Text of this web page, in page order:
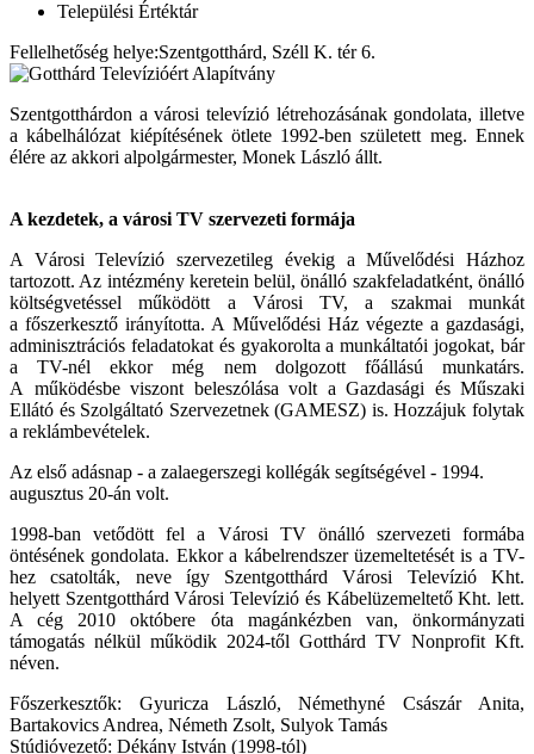
Települési Értéktár
Fellelhetőség helye:Szentgotthárd, Széll K. tér 6.
Szentgotthárdon a városi televízió létrehozásának gondolata, illetve
a kábelhálózat kiépítésének ötlete 1992-ben született meg. Ennek
élére az akkori alpolgármester, Monek László állt.
A kezdetek, a városi TV szervezeti formája
A Városi Televízió szervezetileg évekig a Művelődési Házhoz
tartozott. Az intézmény keretein belül, önálló szakfeladatként, önálló
költségvetéssel működött a Városi TV, a szakmai munkát
a főszerkesztő irányította. A Művelődési Ház végezte a gazdasági,
adminisztrációs feladatokat és gyakorolta a munkáltatói jogokat, bár
a TV-nél ekkor még nem dolgozott főállású munkatárs.
A működésbe viszont beleszólása volt a Gazdasági és Műszaki
Ellátó és Szolgáltató Szervezetnek (GAMESZ) is. Hozzájuk folytak
a reklámbevételek.
Az első adásnap - a zalaegerszegi kollégák segítségével - 1994.
augusztus 20-án volt.
1998-ban vetődött fel a Városi TV önálló szervezeti formába
öntésének gondolata. Ekkor a kábelrendszer üzemeltetését is a TV-
hez csatolták, neve így Szentgotthárd Városi Televízió Kht.
helyett Szentgotthárd Városi Televízió és Kábelüzemeltető Kht. lett.
A cég 2010 októbere óta magánkézben van, önkormányzati
támogatás nélkül működik 2024-től Gotthárd TV Nonprofit Kft.
néven.
Főszerkesztők: Gyuricza László, Némethyné Császár Anita,
Bartakovics Andrea, Németh Zsolt, Sulyok Tamás
Stúdióvezető: Dékány István (1998-tól)